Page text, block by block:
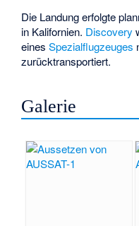
Die Landung erfolgte
in Kalifornien. Discovery
einesSpezialflugzeuges
zurücktransportiert.
Galerie